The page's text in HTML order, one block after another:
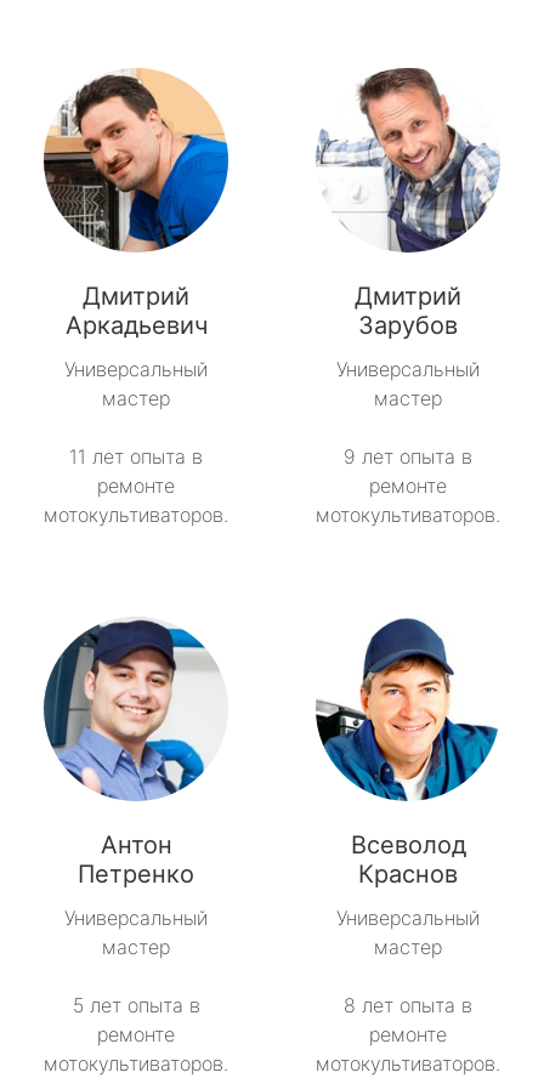
Дмитрий
Аркадьевич
Универсальный
мастер
11 лет опыта в
ремонте
мотокультиваторов.
Дмитрий
Зарубов
Универсальный
мастер
9 лет опыта в
ремонте
мотокультиваторов.
Антон
Петренко
Универсальный
мастер
5 лет опыта в
ремонте
мотокультиваторов.
Всеволод
Краснов
Универсальный
мастер
8 лет опыта в
ремонте
мотокультиваторов.